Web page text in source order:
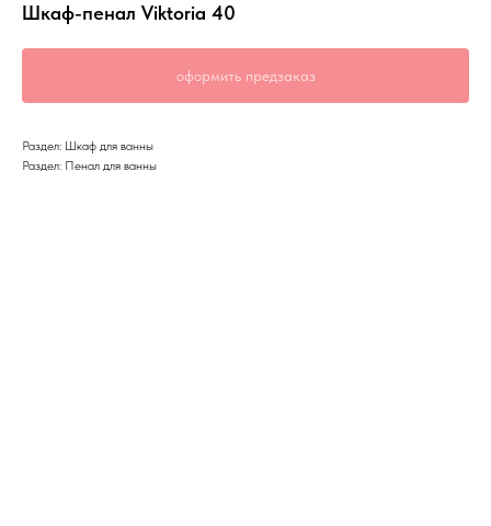
Шкаф-пенал Viktoria 40
оформить предзаказ
Раздел: Шкаф для ванны
Раздел: Пенал для ванны